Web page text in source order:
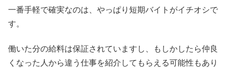
一番手軽で確実なのは、やっぱり短期バイトがイチオシで
す。
働いた分の給料は保証されていますし、もしかしたら仲良
くなった人から違う仕事を紹介してもらえる可能性もあり